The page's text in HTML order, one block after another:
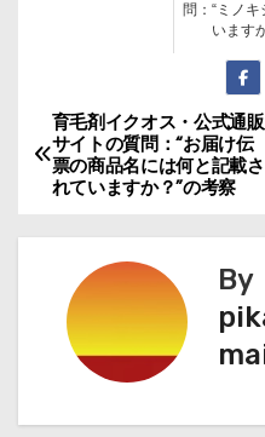
問：“ミノ
います
投
稿
ナ
ビ
ゲ
育毛剤イクオス・公式通販
サイトの質問：“お届け伝
票の商品名には何と記載さ
れていますか？”の考察
By